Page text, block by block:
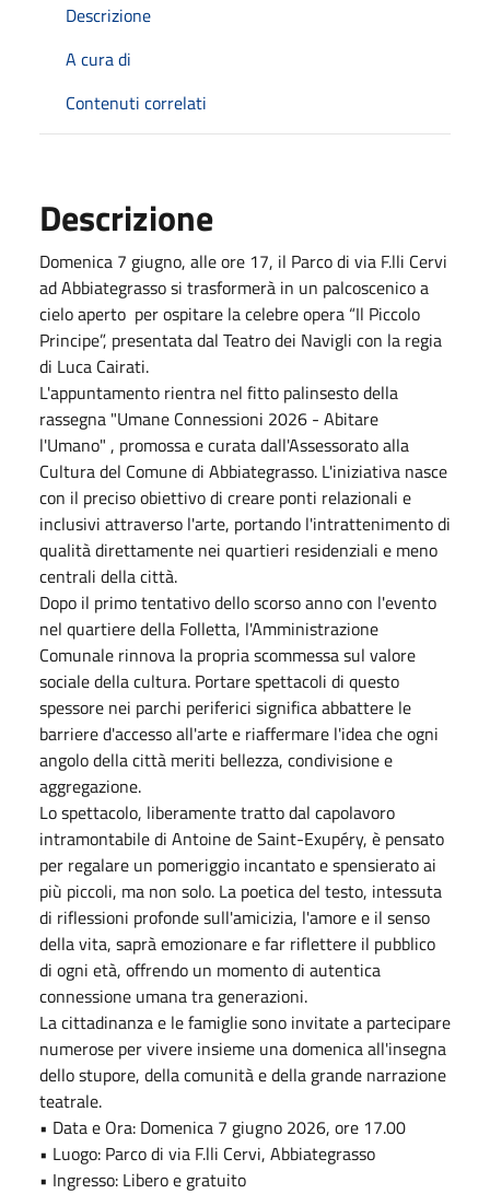
Descrizione
A cura di
Contenuti correlati
Descrizione
Domenica 7 giugno, alle ore 17, il Parco di via F.lli Cervi
ad Abbiategrasso si trasformerà in un palcoscenico a
cielo aperto per ospitare la celebre opera “Il Piccolo
Principe”, presentata dal Teatro dei Navigli con la regia
di Luca Cairati.
L'appuntamento rientra nel fitto palinsesto della
rassegna "Umane Connessioni 2026 - Abitare
l'Umano" , promossa e curata dall'Assessorato alla
Cultura del Comune di Abbiategrasso. L'iniziativa nasce
con il preciso obiettivo di creare ponti relazionali e
inclusivi attraverso l'arte, portando l'intrattenimento di
qualità direttamente nei quartieri residenziali e meno
centrali della città.
Dopo il primo tentativo dello scorso anno con l'evento
nel quartiere della Folletta, l'Amministrazione
Comunale rinnova la propria scommessa sul valore
sociale della cultura. Portare spettacoli di questo
spessore nei parchi periferici significa abbattere le
barriere d'accesso all'arte e riaffermare l'idea che ogni
angolo della città meriti bellezza, condivisione e
aggregazione.
Lo spettacolo, liberamente tratto dal capolavoro
intramontabile di Antoine de Saint-Exupéry, è pensato
per regalare un pomeriggio incantato e spensierato ai
più piccoli, ma non solo. La poetica del testo, intessuta
di riflessioni profonde sull'amicizia, l'amore e il senso
della vita, saprà emozionare e far riflettere il pubblico
di ogni età, offrendo un momento di autentica
connessione umana tra generazioni.
La cittadinanza e le famiglie sono invitate a partecipare
numerose per vivere insieme una domenica all'insegna
dello stupore, della comunità e della grande narrazione
teatrale.
• Data e Ora: Domenica 7 giugno 2026, ore 17.00
• Luogo: Parco di via F.lli Cervi, Abbiategrasso
• Ingresso: Libero e gratuito